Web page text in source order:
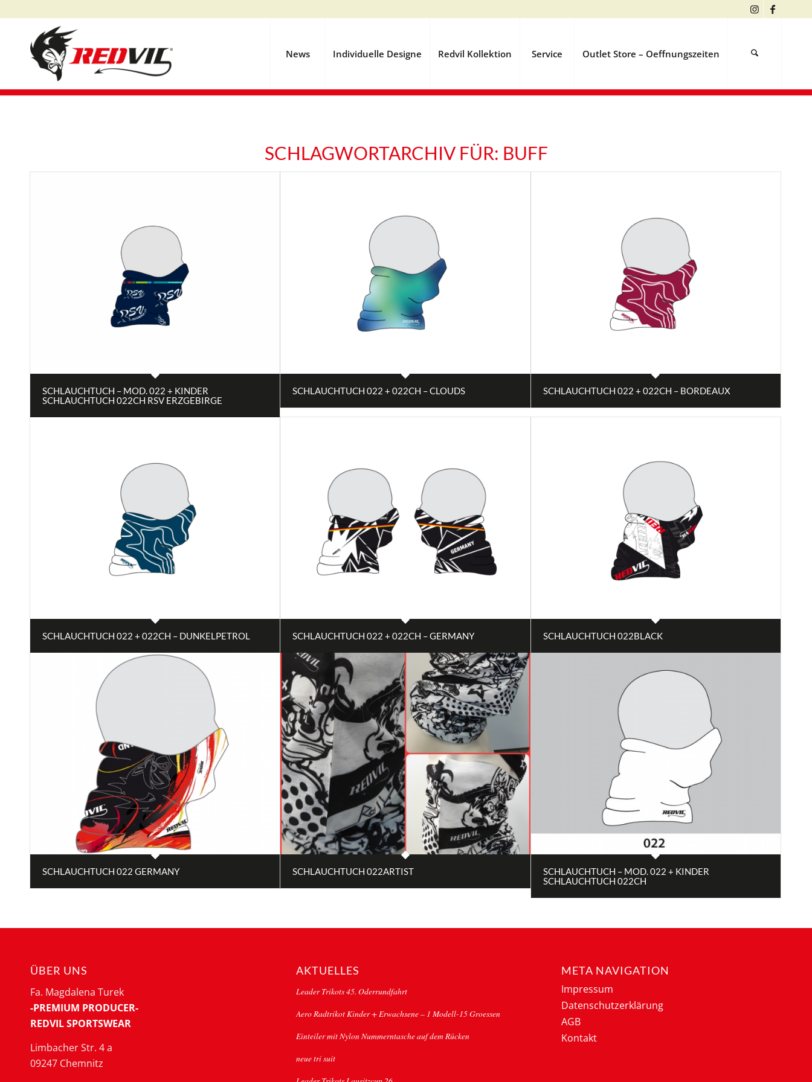
News Individuelle Designe Redvil Kollektion Service Outlet Store – Oeffnungszeiten
SCHLAGWORTARCHIV FÜR: BUFF
SCHLAUCHTUCH – MOD. 022 + KINDER
SCHLAUCHTUCH 022CH RSV ERZGEBIRGE
SCHLAUCHTUCH 022 + 022CH – CLOUDS SCHLAUCHTUCH 022 + 022CH – BORDEAUX
SCHLAUCHTUCH 022 + 022CH – DUNKELPETROL SCHLAUCHTUCH 022 + 022CH – GERMANY SCHLAUCHTUCH 022BLACK
SCHLAUCHTUCH 022 GERMANY SCHLAUCHTUCH 022ARTIST
SCHLAUCHTUCH – MOD. 022 + KINDER
SCHLAUCHTUCH 022CH
ÜBER UNS
Fa. Magdalena Turek
-PREMIUM PRODUCER-
REDVIL SPORTSWEAR
Limbacher Str. 4 a
09247 Chemnitz
AKTUELLES
Leader Trikots 45. Oderrundfahrt
Aero Radtrikot Kinder + Erwachsene – 1 Modell-15 Groessen
Einteiler mit Nylon Nummerntasche auf dem Rücken
neue tri suit
META NAVIGATION
Impressum
Datenschutzerklärung
AGB
Kontakt